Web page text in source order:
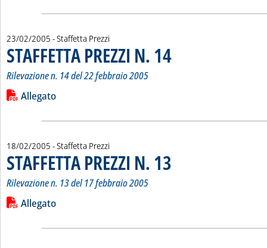
23/02/2005 - Staffetta Prezzi
STAFFETTA PREZZI N. 14
Rilevazione n. 14 del 22 febbraio 2005
Leggi tutta la notizia: 'STAFFETTA PREZZI N. 14'
Lista allegati PDF alla notizia
Allegato
18/02/2005 - Staffetta Prezzi
STAFFETTA PREZZI N. 13
Rilevazione n. 13 del 17 febbraio 2005
Leggi tutta la notizia: 'STAFFETTA PREZZI N. 13'
Lista allegati PDF alla notizia
Allegato